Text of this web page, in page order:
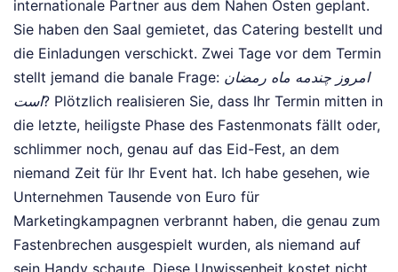
internationale Partner aus dem Nahen Osten geplant.
Sie haben den Saal gemietet, das Catering bestellt und
die Einladungen verschickt. Zwei Tage vor dem Termin
stellt jemand die banale Frage: امروز چندمه ماه رمضان
است? Plötzlich realisieren Sie, dass Ihr Termin mitten in
die letzte, heiligste Phase des Fastenmonats fällt oder,
schlimmer noch, genau auf das Eid-Fest, an dem
niemand Zeit für Ihr Event hat. Ich habe gesehen, wie
Unternehmen Tausende von Euro für
Marketingkampagnen verbrannt haben, die genau zum
Fastenbrechen ausgespielt wurden, als niemand auf
sein Handy schaute. Diese Unwissenheit kostet nicht